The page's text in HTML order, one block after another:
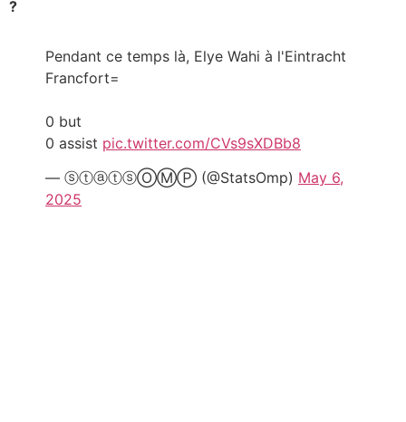
?
Pendant ce temps là, Elye Wahi à l'Eintracht
Francfort=
0 but
0 assist pic.twitter.com/CVs9sXDBb8
— ⓢⓣⓐⓣⓢⓄⓂⓅ (@StatsOmp) May 6,
2025